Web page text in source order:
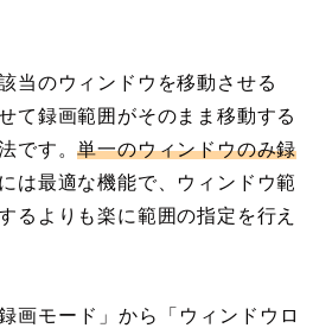
当のウィンドウを移動させる
て録画範囲がそのまま移動する
です。単一のウィンドウのみ録
は最適な機能で、ウィンドウ範
るよりも楽に範囲の指定を行え
画モード」から「ウィンドウロ